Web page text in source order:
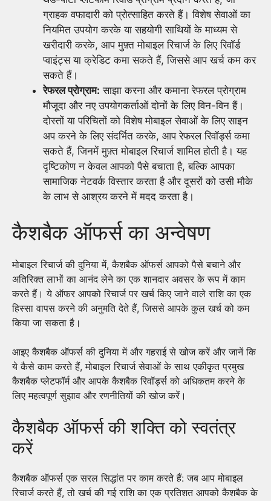
ग्राहक वफादारी को प्रोत्साहित करते हैं। विशेष सेवाओं का
नियमित उपयोग करके या सहयोगी साथियों के माध्यम से
खरीदारी करके, आप मुफ़्त मोबाइल रिचार्ज के लिए रिवॉर्ड
प्वाइंट्स या क्रेडिट कमा सकते हैं, जिससे आप खर्च कम कर
सकते हैं।
रेफरल प्रोग्राम: साझा करना और कमाना रेफरल प्रोग्राम
मौजूदा और नए उपयोगकर्ताओं दोनों के लिए विन-विन हैं।
दोस्तों या परिचितों को विशेष मोबाइल सेवाओं के लिए साइन
अप करने के लिए संदर्भित करके, आप रेफरल रिवॉर्ड्स कमा
सकते हैं, जिनमें मुफ़्त मोबाइल रिचार्ज शामिल होती है। यह
दृष्टिकोण न केवल आपको पैसे बचाता है, बल्कि आपका
सामाजिक नेटवर्क विस्तार करता है और दूसरों को उसी मौके
के लाभ से आश्रय करने में मदद करता है।
कैशबैक ऑफर्स का अन्वेषण
मोबाइल रिचार्ज की दुनिया में, कैशबैक ऑफर्स आपको पैसे बचाने और
अतिरिक्त लाभों का आनंद लेने का एक शानदार अवसर के रूप में काम
करते हैं। ये ऑफर आपको रिचार्ज पर खर्च किए जाने वाले राशि का एक
हिस्सा वापस करने की अनुमति देते हैं, जिससे आपके कुल खर्च को कम
किया जा सकता है।
आइए कैशबैक ऑफर्स की दुनिया में और गहराई से खोज करें और जानें कि
ये कैसे काम करते हैं, मोबाइल रिचार्ज सेवाओं के साथ एकीकृत प्रमुख
कैशबैक प्लेटफॉर्म और आपके कैशबैक रिवॉर्ड्स को अधिकतम करने के
लिए महत्वपूर्ण सुझाव और रणनीतियों की खोज करें।
कैशबैक ऑफर्स की शक्ति को स्वतंत्र
करें
कैशबैक ऑफर्स एक सरल सिद्धांत पर काम करते हैं: जब आप मोबाइल
रिचार्ज करते हैं, तो खर्च की गई राशि का एक प्रतिशत आपको कैशबैक के